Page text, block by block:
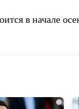
в начале
i